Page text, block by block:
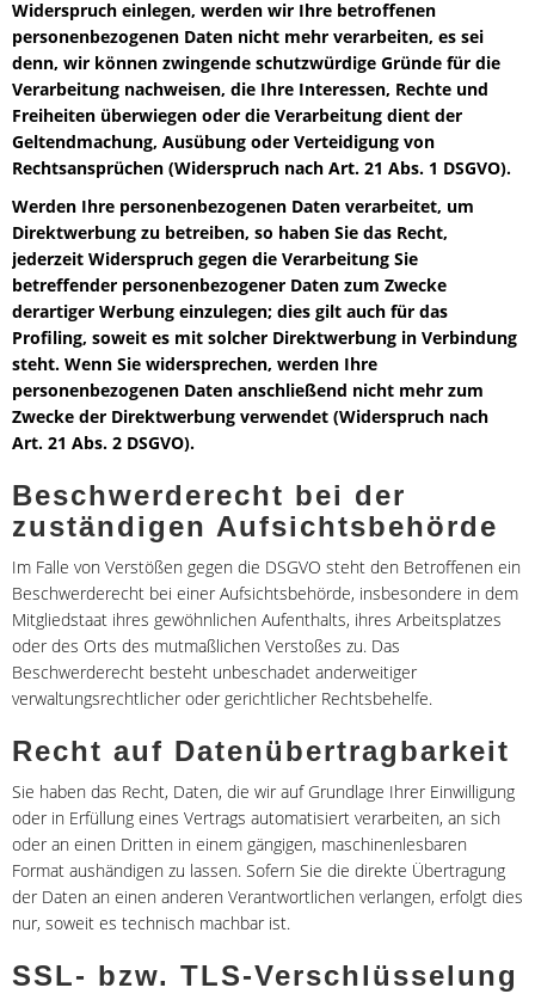
Widerspruch einlegen, werden wir Ihre betroffenen
personenbezogenen Daten nicht mehr verarbeiten, es sei
denn, wir können zwingende schutzwürdige Gründe für die
Verarbeitung nachweisen, die Ihre Interessen, Rechte und
Freiheiten überwiegen oder die Verarbeitung dient der
Geltendmachung, Ausübung oder Verteidigung von
Rechtsansprüchen (Widerspruch nach Art. 21 Abs. 1 DSGVO).
Werden Ihre personenbezogenen Daten verarbeitet, um
Direktwerbung zu betreiben, so haben Sie das Recht,
jederzeit Widerspruch gegen die Verarbeitung Sie
betreffender personenbezogener Daten zum Zwecke
derartiger Werbung einzulegen; dies gilt auch für das
Profiling, soweit es mit solcher Direktwerbung in Verbindung
steht. Wenn Sie widersprechen, werden Ihre
personenbezogenen Daten anschließend nicht mehr zum
Zwecke der Direktwerbung verwendet (Widerspruch nach
Art. 21 Abs. 2 DSGVO).
Beschwerderecht bei der
zuständigen Aufsichtsbehörde
Im Falle von Verstößen gegen die DSGVO steht den Betroffenen ein
Beschwerderecht bei einer Aufsichtsbehörde, insbesondere in dem
Mitgliedstaat ihres gewöhnlichen Aufenthalts, ihres Arbeitsplatzes
oder des Orts des mutmaßlichen Verstoßes zu. Das
Beschwerderecht besteht unbeschadet anderweitiger
verwaltungsrechtlicher oder gerichtlicher Rechtsbehelfe.
Recht auf Datenübertragbarkeit
Sie haben das Recht, Daten, die wir auf Grundlage Ihrer Einwilligung
oder in Erfüllung eines Vertrags automatisiert verarbeiten, an sich
oder an einen Dritten in einem gängigen, maschinenlesbaren
Format aushändigen zu lassen. Sofern Sie die direkte Übertragung
der Daten an einen anderen Verantwortlichen verlangen, erfolgt dies
nur, soweit es technisch machbar ist.
SSL- bzw. TLS-Verschlüsselung